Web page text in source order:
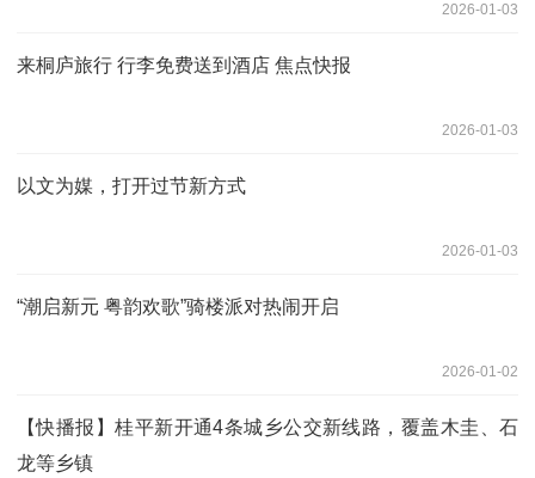
2026-01-03
来桐庐旅行 行李免费送到酒店 焦点快报
2026-01-03
以文为媒，打开过节新方式
2026-01-03
“潮启新元 粤韵欢歌”骑楼派对热闹开启
2026-01-02
【快播报】桂平新开通4条城乡公交新线路，覆盖木圭、石
龙等乡镇